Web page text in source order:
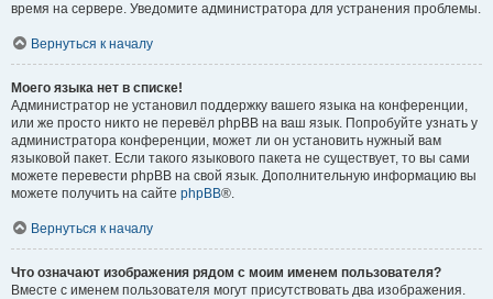
время на сервере. Уведомите администратора для устранения проблемы.
Вернуться к началу
Моего языка нет в списке!
Администратор не установил поддержку вашего языка на конференции,
или же просто никто не перевёл phpBB на ваш язык. Попробуйте узнать у
администратора конференции, может ли он установить нужный вам
языковой пакет. Если такого языкового пакета не существует, то вы сами
можете перевести phpBB на свой язык. Дополнительную информацию вы
можете получить на сайте phpBB®.
Вернуться к началу
Что означают изображения рядом с моим именем пользователя?
Вместе с именем пользователя могут присутствовать два изображения.